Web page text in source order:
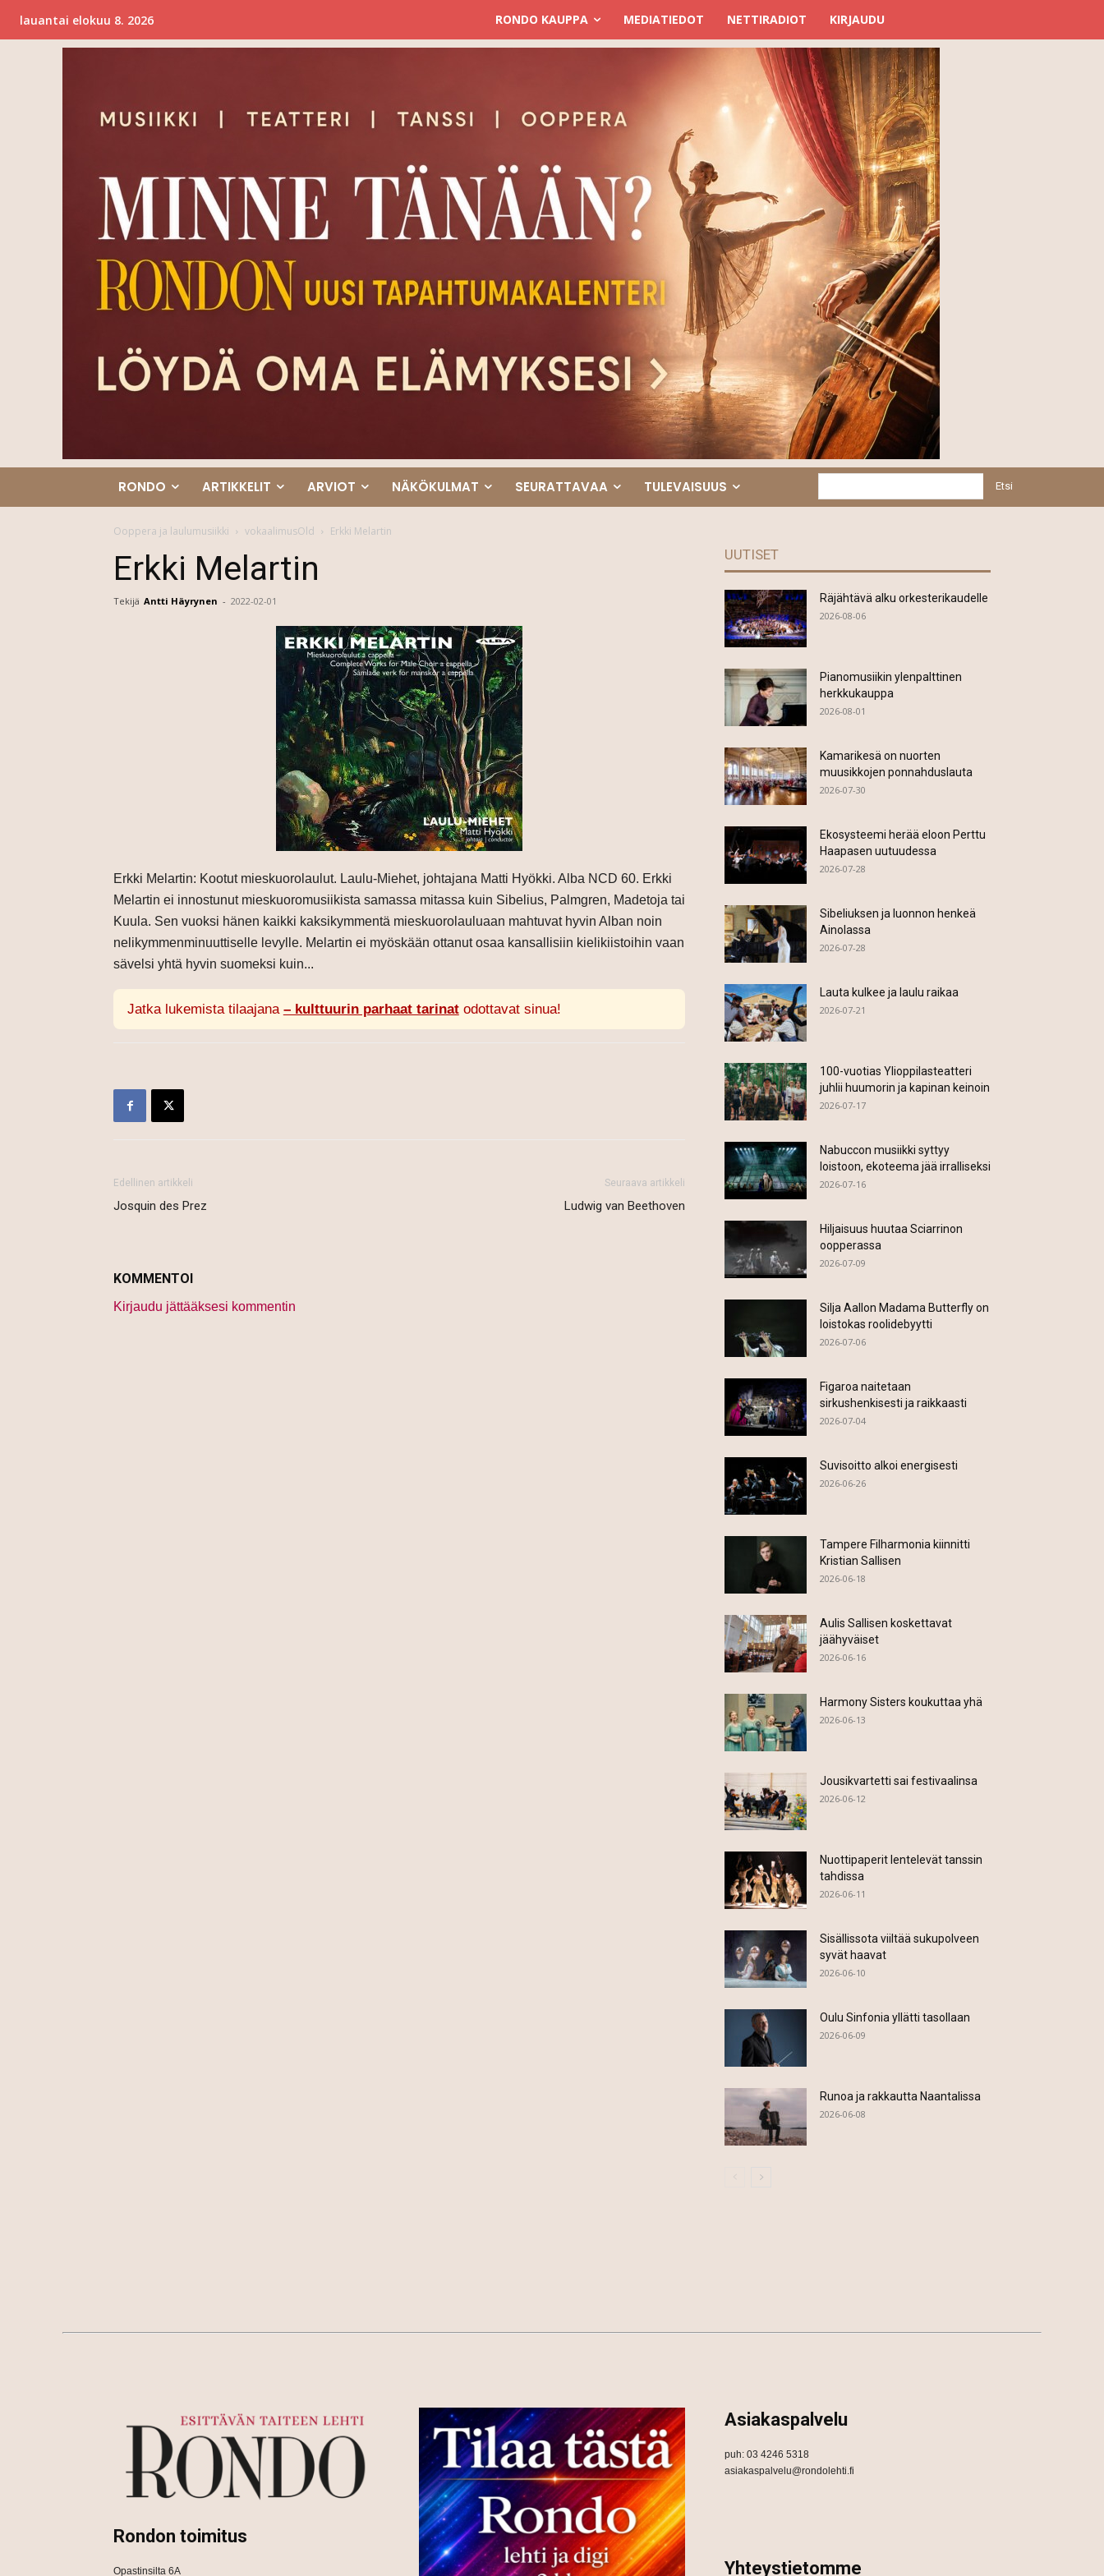
lauantai elokuu 8. 2026 RONDO KAUPPA MEDIATIEDOT NETTIRADIOT KIRJAUDU
RONDO ARTIKKELIT ARVIOT NÄKÖKULMAT SEURATTAVAA TULEVAISUUS Etsi
Ooppera ja laulumusiikki vokaalimusOld Erkki Melartin
Erkki Melartin
Tekijä Antti Häyrynen - 2022-02-01
Erkki Melartin: Kootut mieskuorolaulut. Laulu-Miehet, johtajana Matti Hyökki. Alba NCD 60. Erkki
Melartin ei innostunut mieskuoromusiikista samassa mitassa kuin Sibelius, Palmgren, Madetoja tai
Kuula. Sen vuoksi hänen kaikki kaksikymmentä mieskuorolauluaan mahtuvat hyvin Alban noin
nelikymmenminuuttiselle levylle. Melartin ei myöskään ottanut osaa kansallisiin kielikiistoihin vaan
sävelsi yhtä hyvin suomeksi kuin...
Jatka lukemista tilaajana – kulttuurin parhaat tarinatodottavat sinua!
Edellinen artikkeli
Josquin des Prez
Seuraava artikkeli
Ludwig van Beethoven
KOMMENTOI
Kirjaudu jättääksesi kommentin
UUTISET
Räjähtävä alku orkesterikaudelle
2026-08-06
Pianomusiikin ylenpalttinen
herkkukauppa
2026-08-01
Kamarikesä on nuorten
muusikkojen ponnahduslauta
2026-07-30
Ekosysteemi herää eloon Perttu
Haapasen uutuudessa
2026-07-28
Sibeliuksen ja luonnon henkeä
Ainolassa
2026-07-28
Lauta kulkee ja laulu raikaa
2026-07-21
100-vuotias Ylioppilasteatteri
juhlii huumorin ja kapinan keinoin
2026-07-17
Nabuccon musiikki syttyy
loistoon, ekoteema jää irralliseksi
2026-07-16
Hiljaisuus huutaa Sciarrinon
oopperassa
2026-07-09
Silja Aallon Madama Butterfly on
loistokas roolidebyytti
2026-07-06
Figaroa naitetaan
sirkushenkisesti ja raikkaasti
2026-07-04
Suvisoitto alkoi energisesti
2026-06-26
Tampere Filharmonia kiinnitti
Kristian Sallisen
2026-06-18
Aulis Sallisen koskettavat
jäähyväiset
2026-06-16
Harmony Sisters koukuttaa yhä
2026-06-13
Jousikvartetti sai festivaalinsa
2026-06-12
Nuottipaperit lentelevät tanssin
tahdissa
2026-06-11
Sisällissota viiltää sukupolveen
syvät haavat
2026-06-10
Oulu Sinfonia yllätti tasollaan
2026-06-09
Runoa ja rakkautta Naantalissa
2026-06-08
Rondon toimitus
Opastinsilta 6A
Asiakaspalvelu
puh: 03 4246 5318
asiakaspalvelu@rondolehti.fi
Yhteystietomme